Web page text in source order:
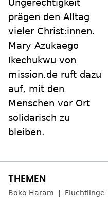
Ungerechtigkeit
prägen den Alltag
vieler Christ:innen.
Mary Azukaego
Ikechukwu von
mission.de ruft dazu
auf, mit den
Menschen vor Ort
solidarisch zu
bleiben.
Boko Haram Flüchtlinge